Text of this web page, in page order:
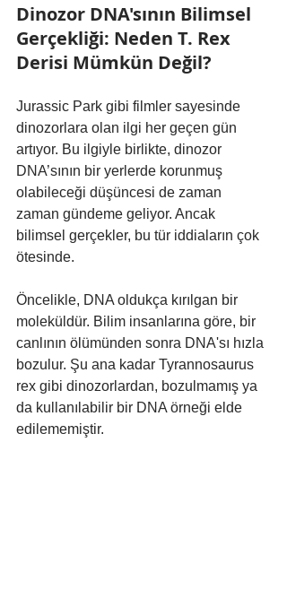
Dinozor DNA'sının Bilimsel
Gerçekliği: Neden T. Rex
Derisi Mümkün Değil?
Jurassic Park gibi filmler sayesinde
dinozorlara olan ilgi her geçen gün
artıyor. Bu ilgiyle birlikte, dinozor
DNA’sının bir yerlerde korunmuş
olabileceği düşüncesi de zaman
zaman gündeme geliyor. Ancak
bilimsel gerçekler, bu tür iddiaların çok
ötesinde.
Öncelikle, DNA oldukça kırılgan bir
moleküldür. Bilim insanlarına göre, bir
canlının ölümünden sonra DNA'sı hızla
bozulur. Şu ana kadar Tyrannosaurus
rex gibi dinozorlardan, bozulmamış ya
da kullanılabilir bir DNA örneği elde
edilememiştir.